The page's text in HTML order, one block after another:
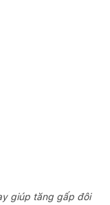
giúp tăng gấp đôi